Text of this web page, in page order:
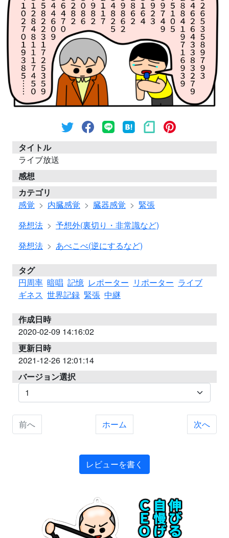
タイトル
ライブ放送
感想
カテゴリ
感覚
内臓感覚 臓器感覚
緊張
発想法
予想外(裏切り・非常識など)
発想法
あべこべ(逆にするなど)
タグ
円周率 暗唱 記憶 レポーター リポーター ライブ
ギネス 世界記録 緊張 中継
作成日時
2020-02-09 14:16:02
更新日時
2021-12-26 12:01:14
バージョン選択
前へ ホーム 次へ
レビューを書く